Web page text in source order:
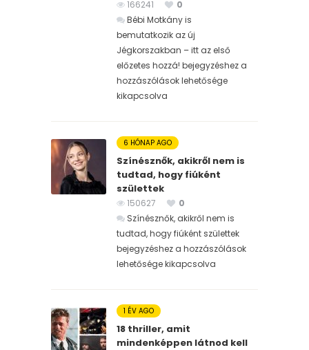
166241
0
Bébi Motkány is
bemutatkozik az új
Jégkorszakban – itt az első
előzetes hozzá! bejegyzéshez a
hozzászólások lehetősége
kikapcsolva
6 HÓNAP AGO
Színésznők, akikről nem is
tudtad, hogy fiúként
születtek
150627
0
Színésznők, akikről nem is
tudtad, hogy fiúként születtek
bejegyzéshez a hozzászólások
lehetősége kikapcsolva
1 ÉV AGO
18 thriller, amit
mindenképpen látnod kell